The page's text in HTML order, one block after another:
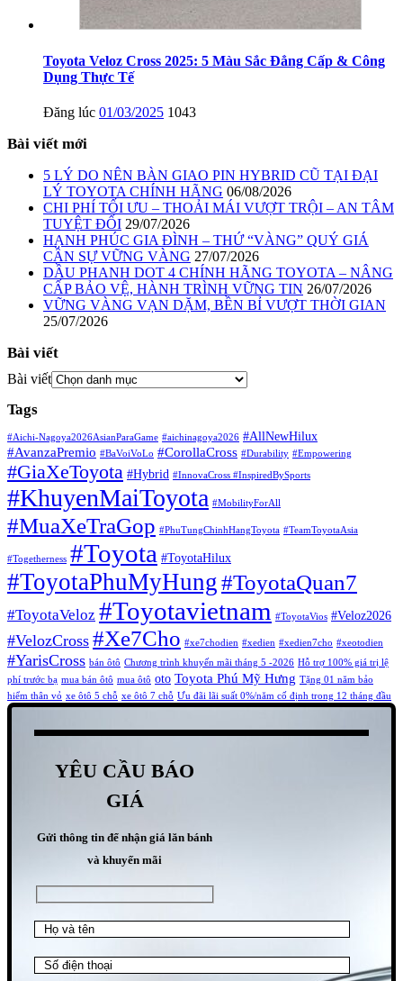
Toyota Veloz Cross 2025: 5 Màu Sắc Đẳng Cấp & Công
Dụng Thực Tế
Đăng lúc 01/03/2025 1043
Bài viết mới
5 LÝ DO NÊN BÀN GIAO PIN HYBRID CŨ TẠI ĐẠI
LÝ TOYOTA CHÍNH HÃNG 06/08/2026
CHI PHÍ TỐI ƯU – THOẢI MÁI VƯỢT TRỘI – AN TÂM
TUYỆT ĐỐI 29/07/2026
HẠNH PHÚC GIA ĐÌNH – THỨ “VÀNG” QUÝ GIÁ
CẦN SỰ VỮNG VÀNG 27/07/2026
DẦU PHANH DOT 4 CHÍNH HÃNG TOYOTA – NÂNG
CẤP BẢO VỆ, HÀNH TRÌNH VỮNG TIN 26/07/2026
VỮNG VÀNG VẠN DẶM, BỀN BỈ VƯỢT THỜI GIAN
25/07/2026
Bài viết
Bài viết
Tags
#Aichi-Nagoya2026AsianParaGame #aichinagoya2026 #AllNewHilux
#AvanzaPremio #BaVoiVoLo #CorollaCross #Durability #Empowering
#GiaXeToyota #Hybrid #InnovaCross ​ #InspiredBySports
#KhuyenMaiToyota #MobilityForAll
#MuaXeTraGop #PhuTungChinhHangToyota #TeamToyotaAsia
#Togetherness #Toyota #ToyotaHilux
#ToyotaPhuMyHung#ToyotaQuan7
#ToyotaVeloz #Toyotavietnam #ToyotaVios #Veloz2026
#VelozCross #Xe7Cho #xe7chodien #xedien #xedien7cho #xeotodien
#YarisCross bán ôtô Chương trình khuyến mãi tháng 5 -2026 Hỗ trợ 100% giá trị lệ
phí trước bạ mua bán ôtô mua ôtô oto Toyota Phú Mỹ Hưng Tặng 01 năm bảo
hiểm thân vỏ xe ôtô 5 chỗ xe ôtô 7 chỗ Ưu đãi lãi suất 0%/năm cố định trong 12 tháng đầu
YÊU CẦU BÁO
GIÁ
Gửi thông tin để nhận giá lăn bánh
và khuyến mãi